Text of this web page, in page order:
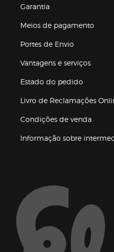
Garantia
Meios de pagamento
Portes de Envio
Vantagens e serviços
Estado do pedido
Livro de Reclamações
Condições de venda
Informação sobre